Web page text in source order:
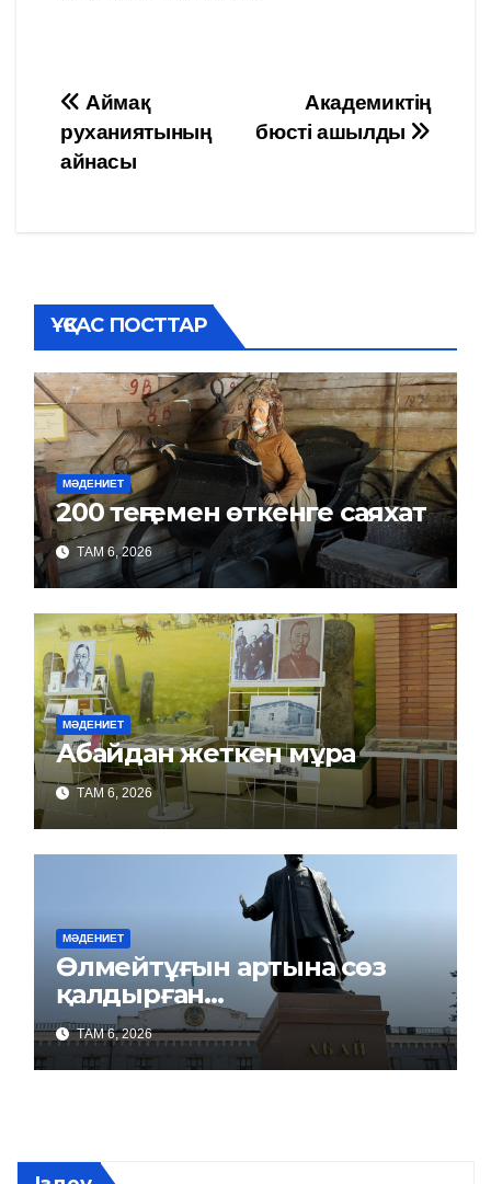
Навигация
по
Академиктің
бюсті ашылды
Аймақ
руханиятының
айнасы
ҰҚСАС ПОСТТАР
МӘДЕНИЕТ
200 теңгемен өткенге саяхат
ТАМ 6, 2026
МӘДЕНИЕТ
Абайдан жеткен мұра
ТАМ 6, 2026
МӘДЕНИЕТ
Өлмейтұғын артына сөз
қалдырған…
ТАМ 6, 2026